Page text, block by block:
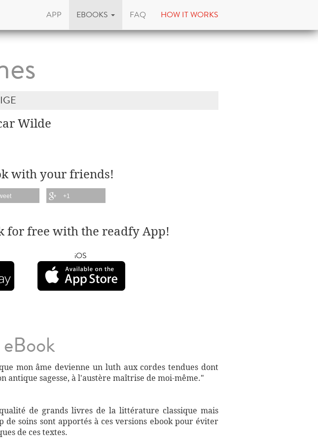
APP EBOOKS FAQ HOW IT WORKS
Wilde
with your friends!
+1
for free with the readfy App!
iOS
mon âme devienne un luth aux cordes tendues dont
antique sagesse, à l'austère maîtrise de moi-même."
de grands livres de la littérature classique mais
soins sont apportés à ces versions ebook pour éviter
de ces textes.